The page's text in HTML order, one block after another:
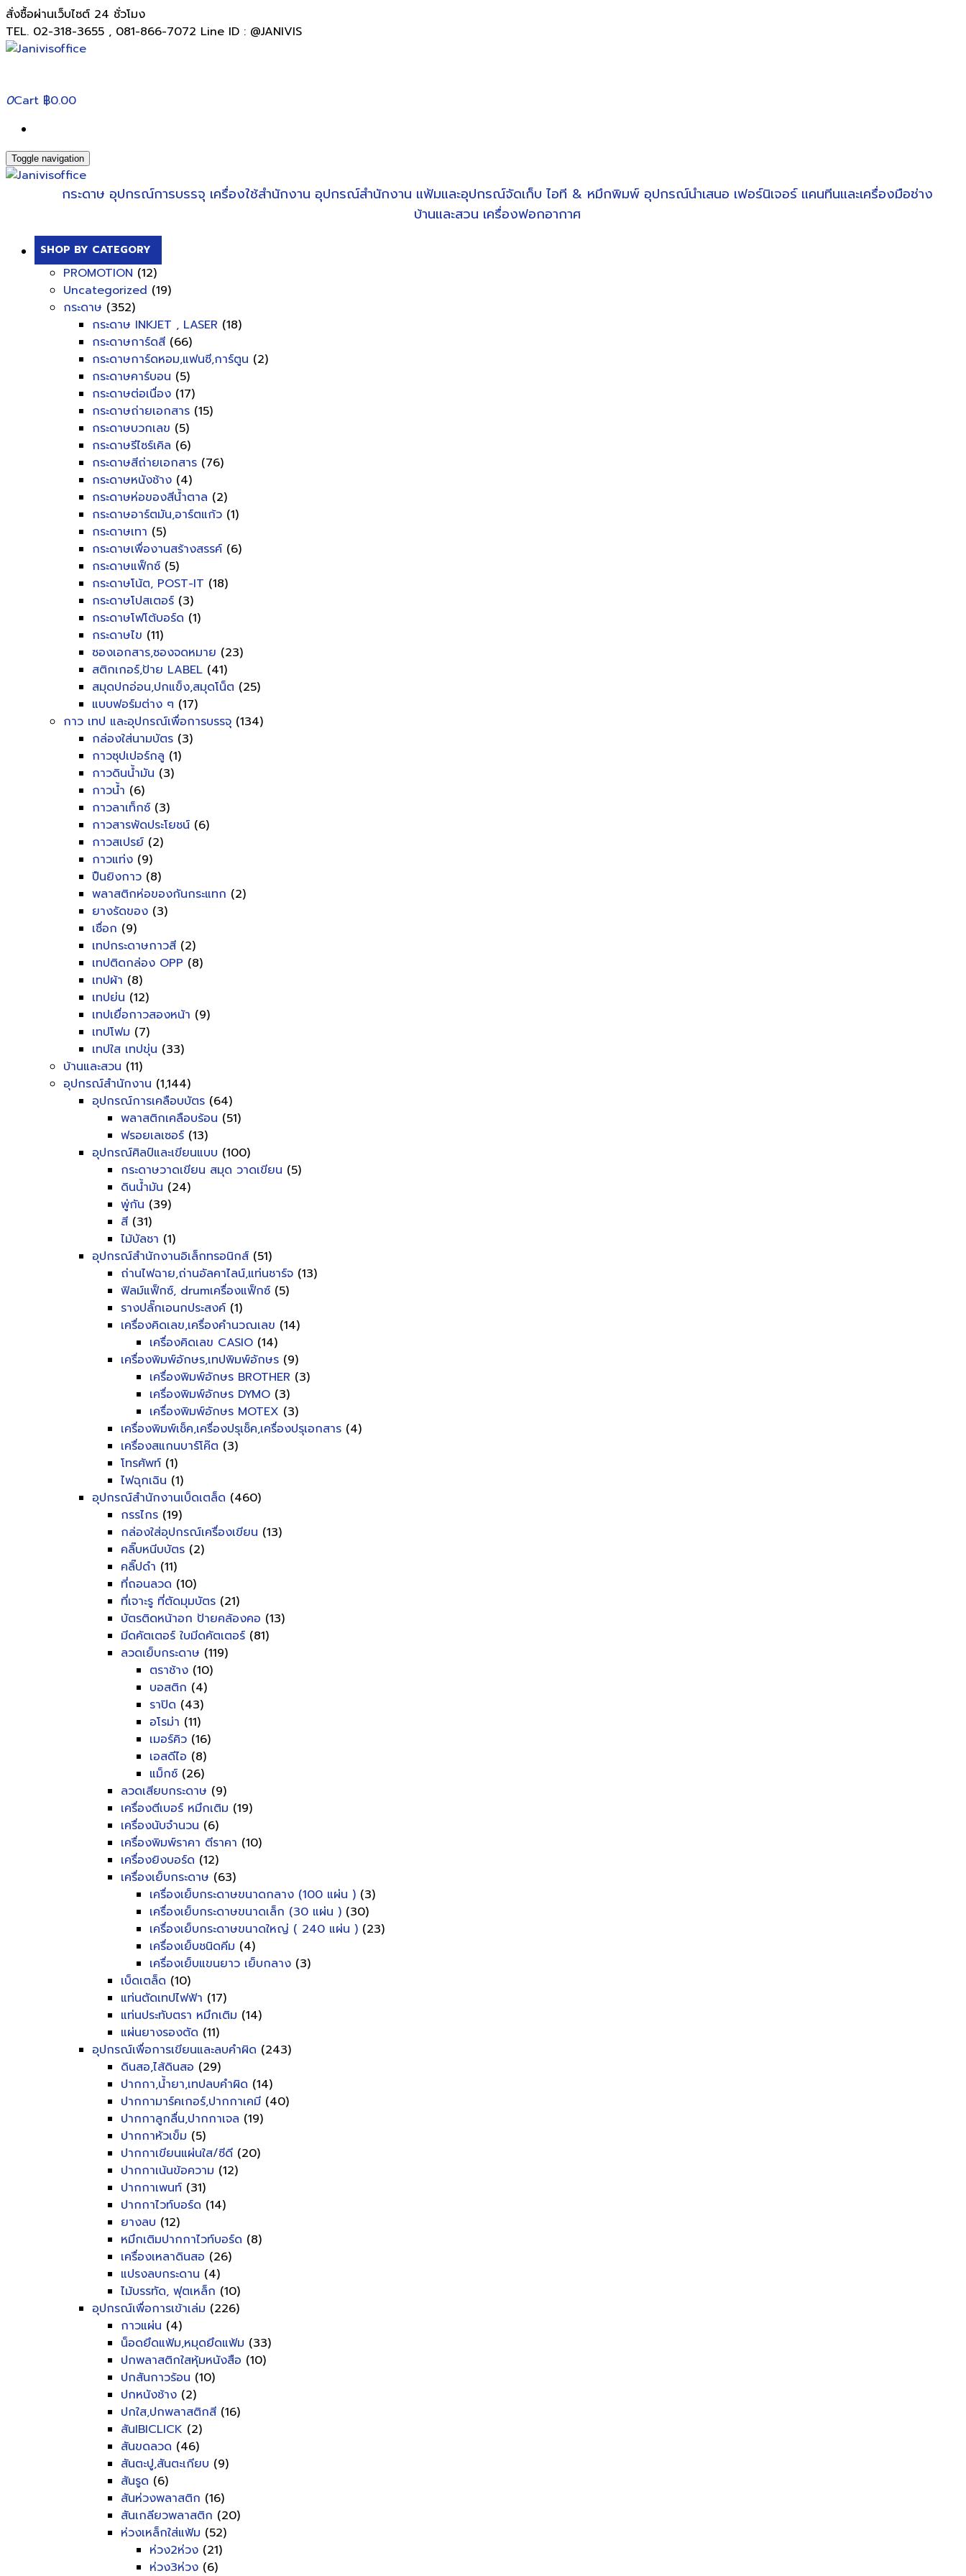
สั่งซื้อผ่านเว็บไซต์ 24 ชั่วโมง
TEL. 02-318-3655 , 081-866-7072 Line ID : @JANIVIS
0Cart ฿0.00
Toggle navigation
กระดาษ อุปกรณ์การบรรจุ เครื่องใช้สำนักงาน อุปกรณ์สำนักงาน แฟ้มและอุปกรณ์จัดเก็บ ไอที & หมึกพิมพ์ อุปกรณ์นำเสนอ เฟอร์นิเจอร์ แคนทีนและเครื่องมือช่าง
บ้านและสวน เครื่องฟอกอากาศ
SHOP BY CATEGORY
PROMOTION (12)
Uncategorized (19)
กระดาษ (352)
กระดาษ INKJET , LASER (18)
กระดาษการ์ดสี (66)
กระดาษการ์ดหอม,แฟนซี,การ์ตูน (2)
กระดาษคาร์บอน (5)
กระดาษต่อเนื่อง (17)
กระดาษถ่ายเอกสาร (15)
กระดาษบวกเลข (5)
กระดาษรีไซร์เคิล (6)
กระดาษสีถ่ายเอกสาร (76)
กระดาษหนังช้าง (4)
กระดาษห่อของสีน้ำตาล (2)
กระดาษอาร์ตมัน,อาร์ตแก้ว (1)
กระดาษเทา (5)
กระดาษเพื่องานสร้างสรรค์ (6)
กระดาษแฟ็กซ์ (5)
กระดาษโน้ต, POST-IT (18)
กระดาษโปสเตอร์ (3)
กระดาษโฟโต้บอร์ด (1)
กระดาษไข (11)
ซองเอกสาร,ซองจดหมาย (23)
สติกเกอร์,ป้าย LABEL (41)
สมุดปกอ่อน,ปกแข็ง,สมุดโน็ต (25)
แบบฟอร์มต่าง ๆ (17)
กาว เทป และอุปกรณ์เพื่อการบรรจุ (134)
กล่องใส่นามบัตร (3)
กาวซุปเปอร์กลู (1)
กาวดินน้ำมัน (3)
กาวน้ำ (6)
กาวลาเท็กซ์ (3)
กาวสารพัดประโยชน์ (6)
กาวสเปรย์ (2)
กาวแท่ง (9)
ปืนยิงกาว (8)
พลาสติกห่อของกันกระแทก (2)
ยางรัดของ (3)
เชื่อก (9)
เทปกระดาษกาวสี (2)
เทปติดกล่อง OPP (8)
เทปผ้า (8)
เทปย่น (12)
เทปเยื่อกาวสองหน้า (9)
เทปโฟม (7)
เทปใส เทปขุ่น (33)
บ้านและสวน (11)
อุปกรณ์สำนักงาน (1,144)
อุปกรณ์การเคลือบบัตร (64)
พลาสติกเคลือบร้อน (51)
ฟรอยเลเซอร์ (13)
อุปกรณ์ศิลป์และเขียนแบบ (100)
กระดาษวาดเขียน สมุด วาดเขียน (5)
ดินน้ำมัน (24)
พู่กัน (39)
สี (31)
ไม้บัลชา (1)
อุปกรณ์สำนักงานอิเล็กทรอนิกส์ (51)
ถ่านไฟฉาย,ถ่านอัลคาไลน์,แท่นชาร์จ (13)
ฟิลม์แฟ็กซ์, drumเครื่องแฟ็กซ์ (5)
รางปลั๊กเอนกประสงค์ (1)
เครื่องคิดเลข,เครื่องคำนวณเลข (14)
เครื่องคิดเลข CASIO (14)
เครื่องพิมพ์อักษร,เทปพิมพ์อักษร (9)
เครื่องพิมพ์อักษร BROTHER (3)
เครื่องพิมพ์อักษร DYMO (3)
เครื่องพิมพ์อักษร MOTEX (3)
เครื่องพิมพ์เช็ค,เครื่องปรุเช็ค,เครื่องปรุเอกสาร (4)
เครื่องสแกนบาร์โค๊ต (3)
โทรศัพท์ (1)
ไฟฉุกเฉิน (1)
อุปกรณ์สำนักงานเบ็ดเตล็ด (460)
กรรไกร (19)
กล่องใส่อุปกรณ์เครื่องเขียน (13)
คลิ๊บหนีบบัตร (2)
คลิ๊ปดำ (11)
ที่ถอนลวด (10)
ที่เจาะรู ที่ตัดมุมบัตร (21)
บัตรติดหน้าอก ป้ายคล้องคอ (13)
มีดคัตเตอร์ ใบมีดคัตเตอร์ (81)
ลวดเย็บกระดาษ (119)
ตราช้าง (10)
บอสติก (4)
ราปิด (43)
อโรม่า (11)
เมอร์คิว (16)
เอสดีไอ (8)
แม็กซ์ (26)
ลวดเสียบกระดาษ (9)
เครื่องตีเบอร์ หมึกเติม (19)
เครื่องนับจำนวน (6)
เครื่องพิมพ์ราคา ตีราคา (10)
เครื่องยิงบอร์ด (12)
เครื่องเย็บกระดาษ (63)
เครื่องเย็บกระดาษขนาดกลาง (100 แผ่น ) (3)
เครื่องเย็บกระดาษขนาดเล็ก (30 แผ่น ) (30)
เครื่องเย็บกระดาษขนาดใหญ่ ( 240 แผ่น ) (23)
เครื่องเย็บชนิดคีม (4)
เครื่องเย็บแขนยาว เย็บกลาง (3)
เบ็ดเตล็ด (10)
แท่นตัดเทปไฟฟ้า (17)
แท่นประทับตรา หมึกเติม (14)
แผ่นยางรองตัด (11)
อุปกรณ์เพื่อการเขียนและลบคำผิด (243)
ดินสอ,ไส้ดินสอ (29)
ปากกา,น้ำยา,เทปลบคำผิด (14)
ปากกามาร์คเกอร์,ปากกาเคมี (40)
ปากกาลูกลื่น,ปากกาเจล (19)
ปากกาหัวเข็ม (5)
ปากกาเขียนแผ่นใส/ซีดี (20)
ปากกาเน้นข้อความ (12)
ปากกาเพนท์ (31)
ปากกาไวท์บอร์ด (14)
ยางลบ (12)
หมึกเติมปากกาไวท์บอร์ด (8)
เครื่องเหลาดินสอ (26)
แปรงลบกระดาน (4)
ไม้บรรทัด, ฟุตเหล็ก (10)
อุปกรณ์เพื่อการเข้าเล่ม (226)
กาวแผ่น (4)
น็อดยึดแฟ้ม,หมุดยึดแฟ้ม (33)
ปกพลาสติกใสหุ้มหนังสือ (10)
ปกสันกาวร้อน (10)
ปกหนังช้าง (2)
ปกใส,ปกพลาสติกสี (16)
สันIBICLICK (2)
สันขดลวด (46)
สันตะปู,สันตะเกียบ (9)
สันรูด (6)
สันห่วงพลาสติก (16)
สันเกลียวพลาสติก (20)
ห่วงเหล็กใส่แฟ้ม (52)
ห่วง2ห่วง (21)
ห่วง3ห่วง (6)